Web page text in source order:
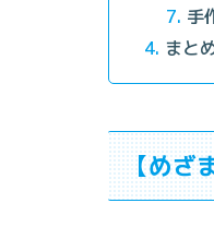
手
まと
【めざ